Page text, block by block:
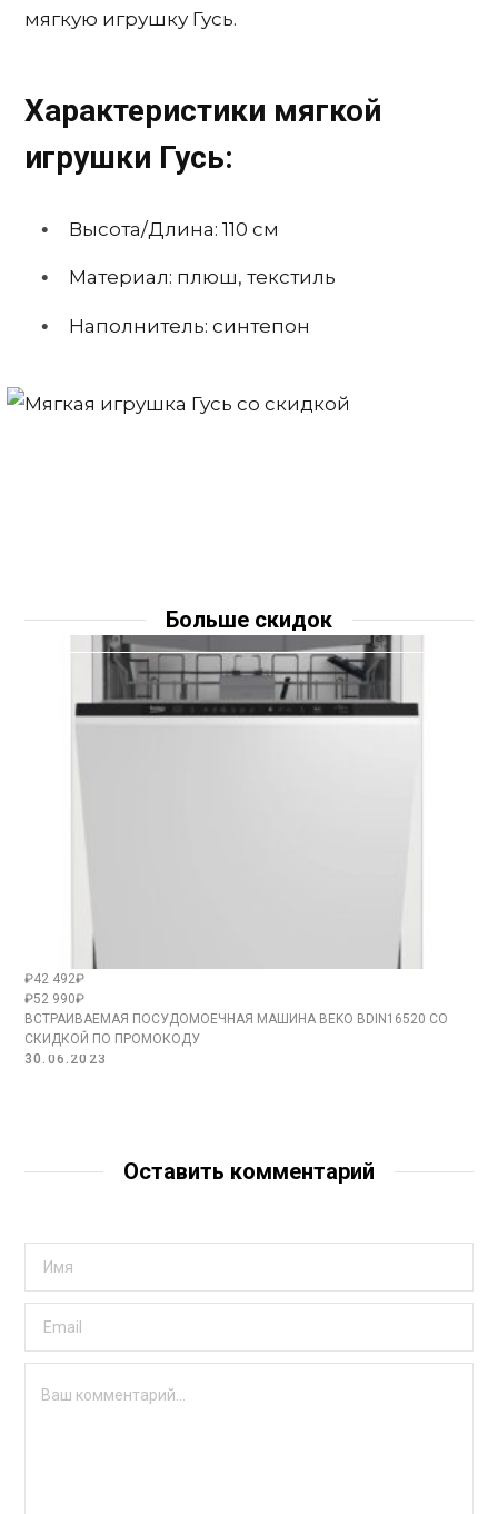
мягкую игрушку Гусь.
Характеристики мягкой
игрушки Гусь:
Высота/Длина: 110 см
Материал: плюш, текстиль
Наполнитель: синтепон
Больше скидок
₽42 492₽
₽52 990₽
ВСТРАИВАЕМАЯ ПОСУДОМОЕЧНАЯ МАШИНА BEKO BDIN16520 СО
СКИДКОЙ ПО ПРОМОКОДУ
30.06.2023
Оставить комментарий